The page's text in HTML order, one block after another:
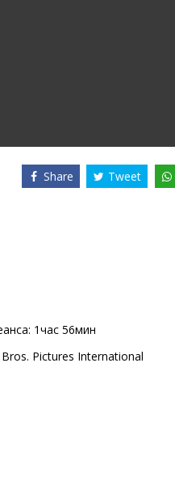
Share Tweet
1час 56мин
Pictures International